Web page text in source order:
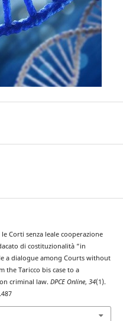
Corti senza leale cooperazione
di costituzionalità “in
a dialogue among Courts without
the Taricco bis case to a
criminal law. DPCE Online, 34(1).